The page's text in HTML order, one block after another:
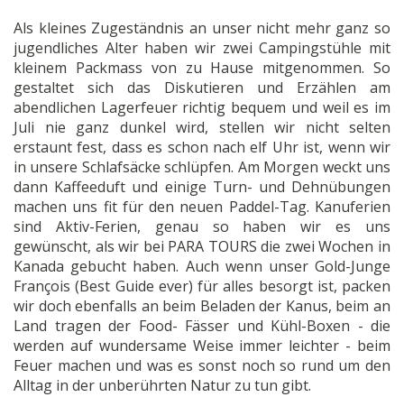
Als kleines Zugeständnis an unser nicht mehr ganz so
jugendliches Alter haben wir zwei Campingstühle mit
kleinem Packmass von zu Hause mitgenommen. So
gestaltet sich das Diskutieren und Erzählen am
abendlichen Lagerfeuer richtig bequem und weil es im
Juli nie ganz dunkel wird, stellen wir nicht selten
erstaunt fest, dass es schon nach elf Uhr ist, wenn wir
in unsere Schlafsäcke schlüpfen. Am Morgen weckt uns
dann Kaffeeduft und einige Turn- und Dehnübungen
machen uns fit für den neuen Paddel-Tag. Kanuferien
sind Aktiv-Ferien, genau so haben wir es uns
gewünscht, als wir bei PARA TOURS die zwei Wochen in
Kanada gebucht haben. Auch wenn unser Gold-Junge
François (Best Guide ever) für alles besorgt ist, packen
wir doch ebenfalls an beim Beladen der Kanus, beim an
Land tragen der Food- Fässer und Kühl-Boxen - die
werden auf wundersame Weise immer leichter - beim
Feuer machen und was es sonst noch so rund um den
Alltag in der unberührten Natur zu tun gibt.